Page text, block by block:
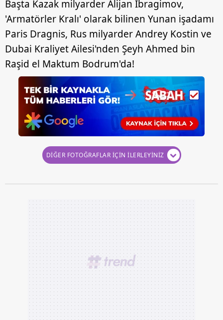
Başta Kazak milyarder Alijan Ibragimov,
'Armatörler Kralı' olarak bilinen Yunan işadamı
Paris Dragnis, Rus milyarder Andrey Kostin ve
Dubai Kraliyet Ailesi'nden Şeyh Ahmed bin
Raşid el Maktum Bodrum'da!
DİĞER FOTOĞRAFLAR İÇİN İLERLEYİNİZ